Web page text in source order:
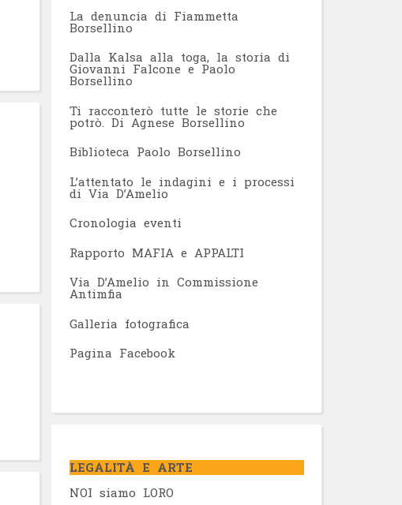
La denuncia di Fiammetta
Borsellino
Dalla Kalsa alla toga, la storia di
Giovanni Falcone e Paolo
Borsellino
Ti racconterò tutte le storie che
potrò. Di Agnese Borsellino
Biblioteca Paolo Borsellino
L’attentato le indagini e i processi
di Via D’Amelio
Cronologia eventi
Rapporto MAFIA e APPALTI
Via D’Amelio in Commissione
Antimfia
Galleria fotografica
Pagina Facebook
LEGALITÀ E ARTE
NOI siamo LORO